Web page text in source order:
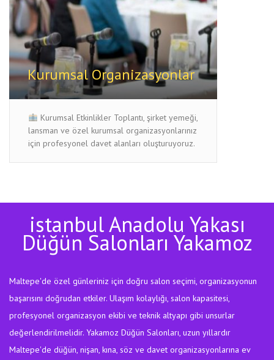
Kurumsal Organizasyonlar
Kurumsal Etkinlikler Toplantı, şirket yemeği,
lansman ve özel kurumsal organizasyonlarınız
için profesyonel davet alanları oluşturuyoruz.
istanbul Anadolu Yakası
Düğün Salonları Yakamoz
Maltepe'de özel günleriniz için doğru salon seçimi, organizasyonun
başarısını doğrudan etkiler. Ulaşım kolaylığı, salon kapasitesi,
profesyonel organizasyon ekibi ve teknik altyapı gibi unsurlar
değerlendirilmelidir. Yakamoz Düğün Salonları, uzun yıllardır
Maltepe'de düğün, nişan, kına, söz ve davet organizasyonlarına ev